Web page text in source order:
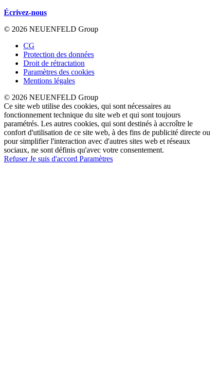
Écrivez-nous
© 2026 NEUENFELD Group
CG
Protection des données
Droit de rétractation
Paramètres des cookies
Mentions légales
© 2026 NEUENFELD Group
Ce site web utilise des cookies, qui sont nécessaires au
fonctionnement technique du site web et qui sont toujours
paramétrés. Les autres cookies, qui sont destinés à accroître le
confort d'utilisation de ce site web, à des fins de publicité directe ou
pour simplifier l'interaction avec d'autres sites web et réseaux
sociaux, ne sont définis qu'avec votre consentement.
RefuserJe suis d'accord Paramètres